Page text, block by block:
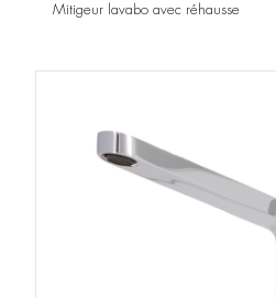
Mitigeur lavabo avec réhausse